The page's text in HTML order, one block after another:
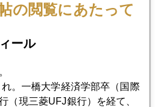
の閲覧にあたって
ール
。一橋大学経済学部卒（国際
（現三菱UFJ銀行）を経て、